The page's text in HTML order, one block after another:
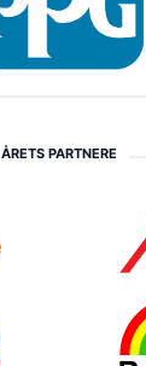
ÅRETS PARTNERE